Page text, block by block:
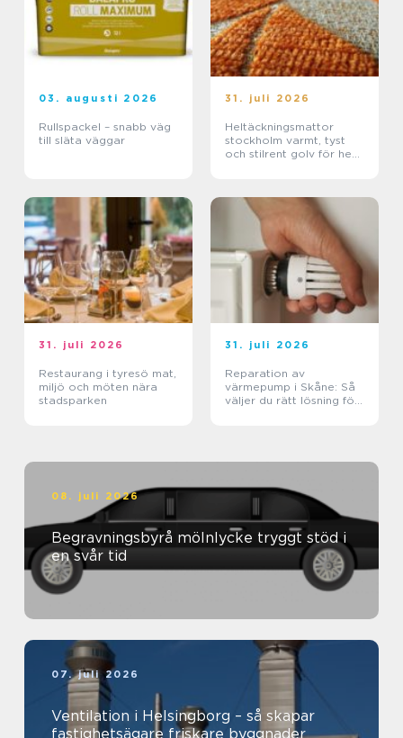
03. augusti 2026
Rullspackel – snabb väg
till släta väggar
31. juli 2026
Heltäckningsmattor
stockholm varmt, tyst
och stilrent golv för hem
31. juli 2026
Restaurang i tyresö mat,
miljö och möten nära
stadsparken
31. juli 2026
Reparation av
värmepump i Skåne: Så
väljer du rätt lösning för
08. juli 2026
Begravningsbyrå mölnlycke tryggt stöd i
en svår tid
07. juli 2026
Ventilation i Helsingborg – så skapar
fastighetsägare friskare byggnader